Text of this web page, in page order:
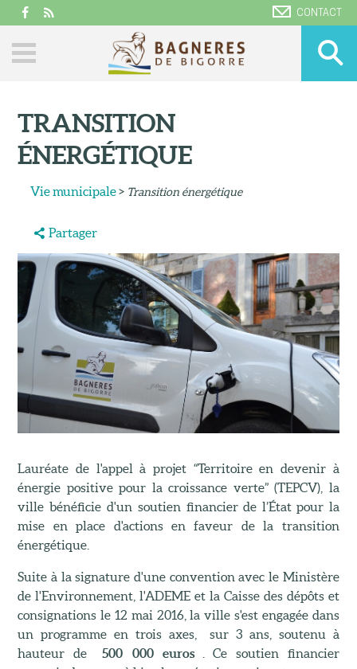
CONTACT
TRANSITION
ÉNERGÉTIQUE
Vie municipale> Transition énergétique
Partager
Lauréate de l'appel à projet “Territoire en devenir à
énergie positive pour la croissance verte” (TEPCV), la
ville bénéficie d'un soutien financier de l’État pour la
mise en place d'actions en faveur de la transition
énergétique.
Suite à la signature d'une convention avec le Ministère
de l'Environnement, l'ADEME et la Caisse des dépôts et
consignations le 12 mai 2016, la ville s'est engagée dans
un programme en trois axes, sur 3 ans, soutenu à
hauteur de500 000 euros. Ce soutien financier